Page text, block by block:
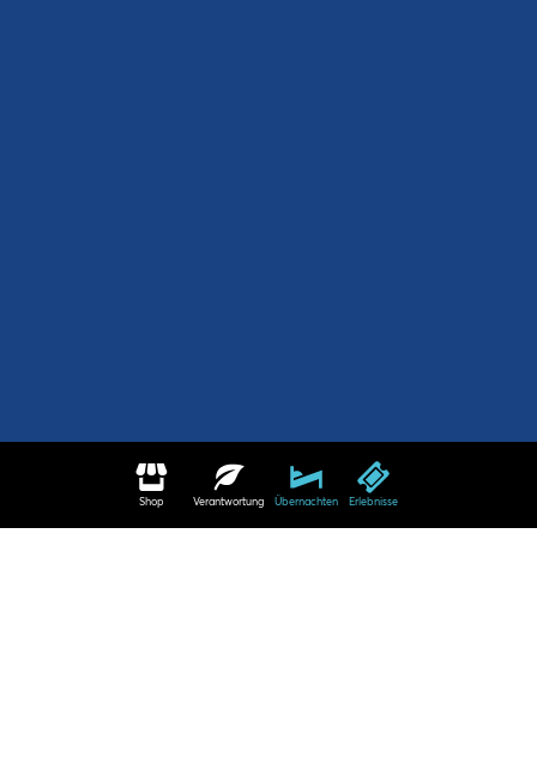
Shop Verantwortung Übernachten Erlebnisse